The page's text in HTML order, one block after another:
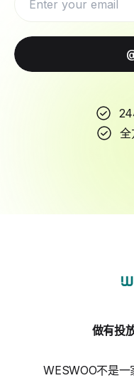
全
做有投
WESWOO不是